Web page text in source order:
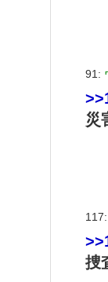
91:
災
117:
捜